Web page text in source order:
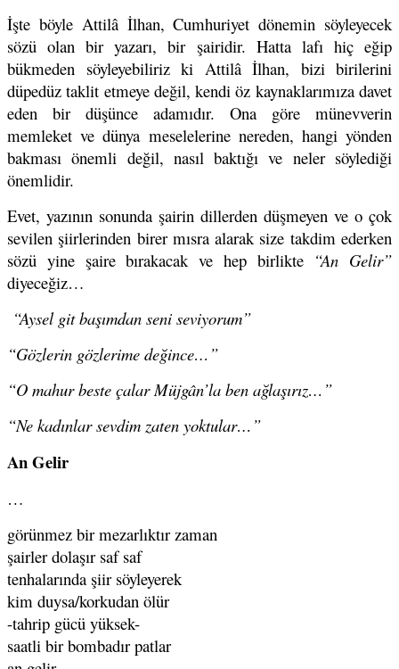
İşte böyle Attilâ İlhan, Cumhuriyet dönemin söyleyecek
sözü olan bir yazarı, bir şairidir. Hatta lafı hiç eğip
bükmeden söyleyebiliriz ki Attilâ İlhan, bizi birilerini
düpedüz taklit etmeye değil, kendi öz kaynaklarımıza davet
eden bir düşünce adamıdır. Ona göre münevverin
memleket ve dünya meselelerine nereden, hangi yönden
bakması önemli değil, nasıl baktığı ve neler söylediği
önemlidir.
Evet, yazının sonunda şairin dillerden düşmeyen ve o çok
sevilen şiirlerinden birer mısra alarak size takdim ederken
sözü yine şaire bırakacak ve hep birlikte “An Gelir”
diyeceğiz…
“Aysel git başımdan seni seviyorum”
“Gözlerin gözlerime değince…”
“O mahur beste çalar Müjgân’la ben ağlaşırız…”
“Ne kadınlar sevdim zaten yoktular…”
An Gelir
…
görünmez bir mezarlıktır zaman
şairler dolaşır saf saf
tenhalarında şiir söyleyerek
kim duysa/korkudan ölür
-tahrip gücü yüksek-
saatli bir bombadır patlar